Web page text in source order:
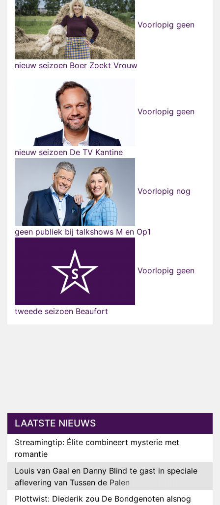
Voorlopig geen
nieuw seizoen Boer Zoekt Vrouw
Voorlopig geen
nieuw seizoen De TV Kantine
Voorlopig nog
geen publiek bij talkshows M en Op1
Voorlopig geen
tweede seizoen Beaufort
LAATSTE NIEUWS
Streamingtip: Élite combineert mysterie met
romantie
Louis van Gaal en Danny Blind te gast in speciale
aflevering van Tussen de Palen
Plottwist: Diederik zou De Bondgenoten alsnog